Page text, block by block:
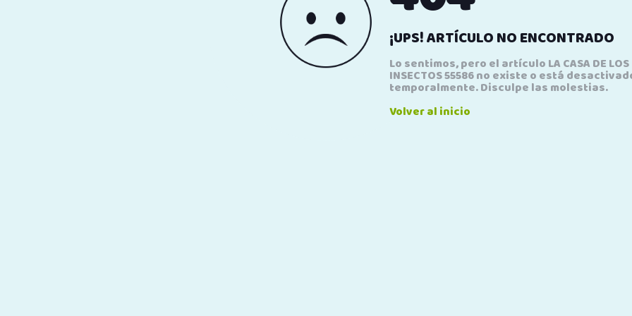
¡UPS! ARTÍCULO NO ENCONTRADO
Lo sentimos, pero el artículo LA CASA DE LOS
INSECTOS 55586 no existe o está
temporalmente. Disculpe las molestias.
Volver al inicio